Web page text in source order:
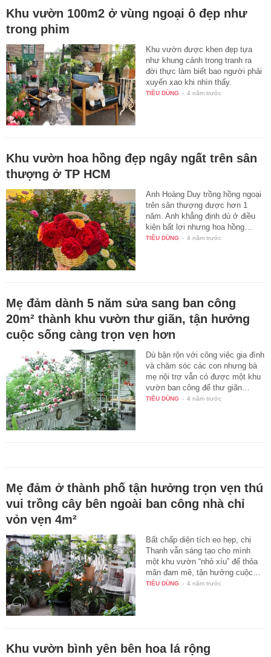
Khu vườn 100m2 ở vùng ngoại ô đẹp như
trong phim
Khu vườn được khen đẹp tựa
như khung cảnh trong tranh ra
đời thực làm biết bao người phải
xuyến xao khi nhìn thấy.
TIÊU DÙNG - 4 năm trước
Khu vườn hoa hồng đẹp ngây ngất trên sân
thượng ở TP HCM
Anh Hoàng Duy trồng hồng ngoại
trên sân thượng được hơn 1
năm. Anh khẳng định dù ở điều
kiện bất lợi nhưng hoa hồng…
TIÊU DÙNG - 4 năm trước
Mẹ đảm dành 5 năm sửa sang ban công
20m² thành khu vườn thư giãn, tận hưởng
cuộc sống càng trọn vẹn hơn
Dù bận rộn với công việc gia đình
và chăm sóc các con nhưng bà
mẹ nội trợ vẫn có được một khu
vườn ban công để thư giãn…
TIÊU DÙNG - 4 năm trước
Mẹ đảm ở thành phố tận hưởng trọn vẹn thú
vui trồng cây bên ngoài ban công nhà chỉ
vỏn vẹn 4m²
Bất chấp diện tích eo hẹp, chị
Thanh vẫn sáng tạo cho mình
một khu vườn “nhỏ xíu” để thỏa
mãn đam mê, tận hưởng cuộc…
TIÊU DÙNG - 4 năm trước
Khu vườn bình yên bên hoa lá rộng